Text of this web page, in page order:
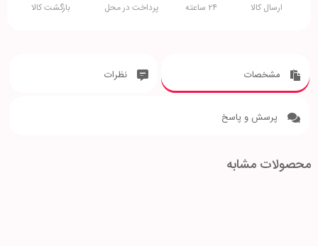
ارسال کالا ۲۴ ساعته پرداخت در محل بازگشت کالا
مشخصات نظرات
پرسش و پاسخ
محصولات مشابه